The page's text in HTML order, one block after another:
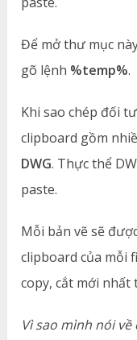
Để mở thư mục
gõ lệnh %temp%.
Khi sao chép đối
clipboard gồm
DWG. Thực thể
paste.
Mỗi bản vẽ sẽ
clipboard của mỗi
copy, cắt mới nhất
Vì sao mình nói